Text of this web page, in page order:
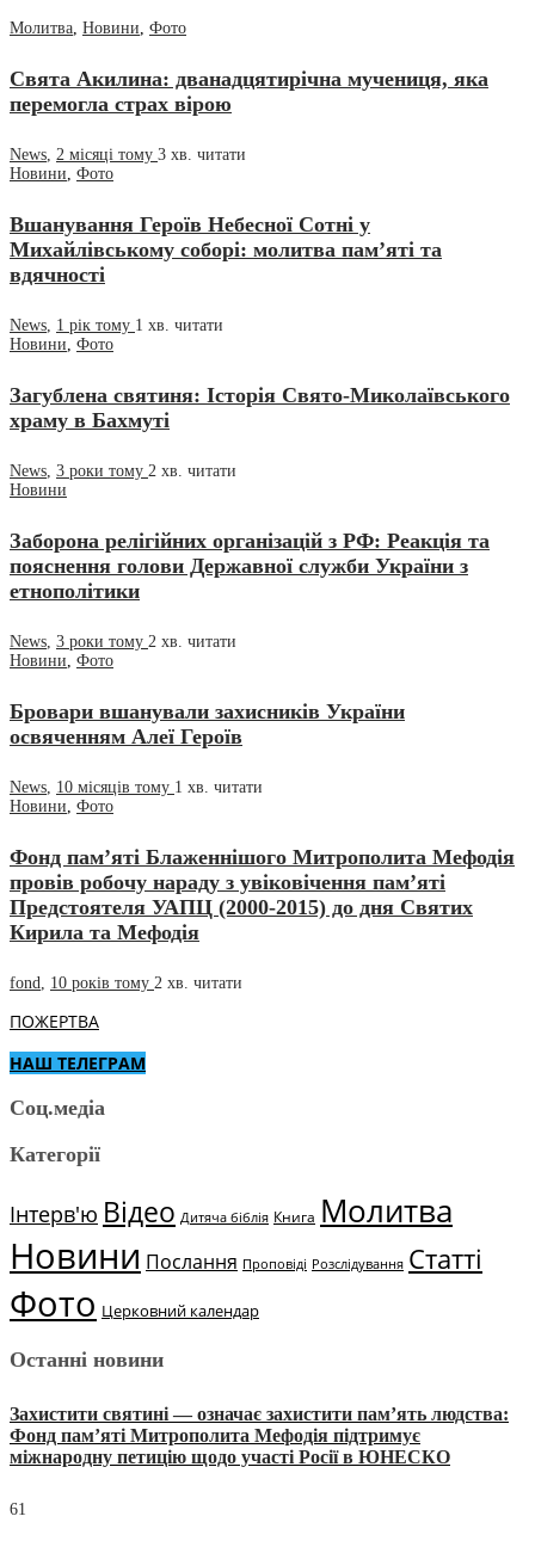
Молитва, Новини, Фото
Свята Акилина: дванадцятирічна мучениця, яка
перемогла страх вірою
News, 2 місяці тому 3 хв. читати
Новини, Фото
Вшанування Героїв Небесної Сотні у
Михайлівському соборі: молитва пам’яті та
вдячності
News, 1 рік тому 1 хв. читати
Новини, Фото
Загублена святиня: Історія Свято-Миколаївського
храму в Бахмуті
News, 3 роки тому 2 хв. читати
Новини
Заборона релігійних організацій з РФ: Реакція та
пояснення голови Державної служби України з
етнополітики
News 3 роки тому 2 хв. читати
Новини Фото
Бровари вшанували захисників України
освяченням Алеї Героїв
News 10 місяців тому 1 хв. читати
Новини Фото
Фонд пам’яті Блаженнішого Митрополита Мефодія
провів робочу нараду з увіковічення пам’яті
Предстоятеля УАПЦ (2000-2015) до дня Святих
Кирила та Мефодія
fond 10 років тому 2 хв. читати
ПОЖЕРТВА
НАШ ТЕЛЕГРАМ
Соц.медіа
Категорії
Інтерв'ю Відео Дитяча біблія Книга Молитва
Новини Послання Проповіді Розслідування Статті
Фото Церковний календар
Останні новини
Захистити святині — означає захистити пам’ять людства:
Фонд пам’яті Митрополита Мефодія підтримує
міжнародну петицію щодо участі Росії в ЮНЕСКО
61